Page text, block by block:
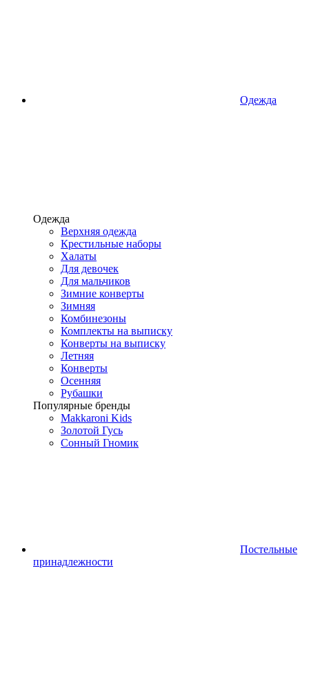
Одежда
Одежда
Верхняя одежда
Крестильные наборы
Халаты
Для девочек
Для мальчиков
Зимние конверты
Зимняя
Комбинезоны
Комплекты на выписку
Конверты на выписку
Летняя
Конверты
Осенняя
Рубашки
Популярные бренды
Makkaroni Kids
Золотой Гусь
Сонный Гномик
Постельные
принадлежности